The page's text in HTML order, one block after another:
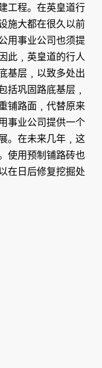
工程。在英皇道行
施大都在很久以前
用事业公司也须提
此﹐英皇道的行人
基层﹐以致多处出
括巩固路底基层﹐
铺路面﹐代替原来
事业公司提供一个
。在未来几年﹐这
使用预制铺路砖也
在日后修复挖掘处